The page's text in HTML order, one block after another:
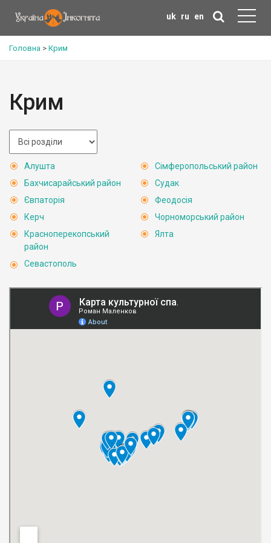
uk ru en
Головна > Крим
Крим
Алушта
Бахчисарайський район
Євпаторія
Керч
Красноперекопський
район
Севастополь
Сімферопольський район
Судак
Феодосія
Чорноморський район
Ялта